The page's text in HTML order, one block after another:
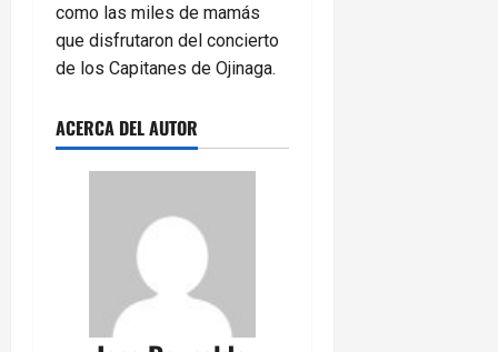
como las miles de mamás
que disfrutaron del concierto
de los Capitanes de Ojinaga.
ACERCA DEL AUTOR